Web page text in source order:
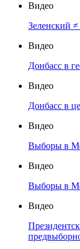
Видео
Зеленский
Видео
Донбасс в
Видео
Донбасс в
Видео
Выборы в
Видео
Выборы в
Видео